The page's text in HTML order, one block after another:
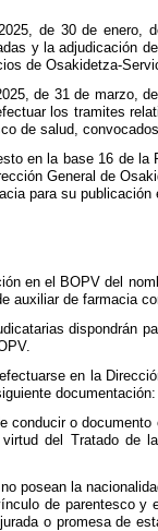
de 30 de
y la adjudicación
de Osakidetza-
de 31 de marzo,
los tramites
de salud,
en la base 16 de
General de
para su
en el BOPV del
auxiliar de farmacia
dispondrán
en la
documentación:
conducir o
del Tratado de
posean la
de parentesco
o promesa de